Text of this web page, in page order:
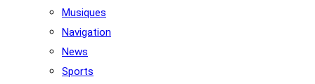
Musiques
Navigation
News
Sports